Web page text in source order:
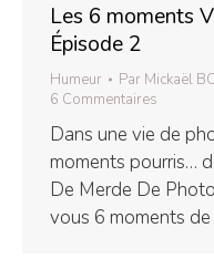
Les 6 moments
Épisode 2
Humeur Par Mickaël
6 Commentaires
Dans une vie de
moments pourris…
De Merde De
vous 6 moments